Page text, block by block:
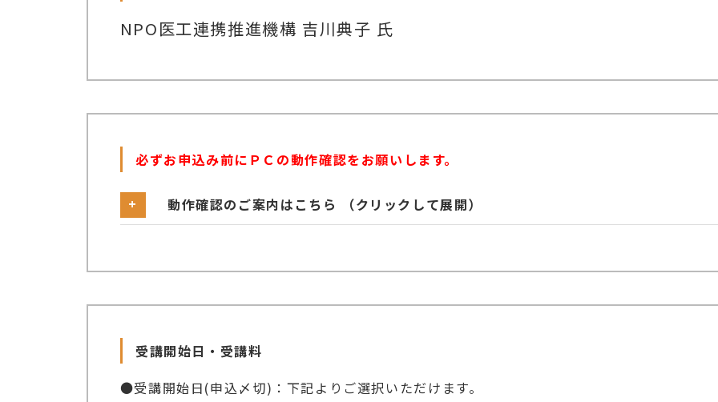
NPO医工連携推進機構 吉川典子 氏
必ずお申込み前にＰＣの動作確認をお願いします。
動作確認のご案内はこちら （クリックして展開）
サンプルページ内の動画の視聴とテストの回答をお試しいただき、正常に動作するか各自にて
※ページ内の動画再生画面が開いているにもかかわらず動画が再生されない場合、ネットワー
受講開始日・受講料
●受講開始日(申込〆切)：下記よりご選択いただけます。